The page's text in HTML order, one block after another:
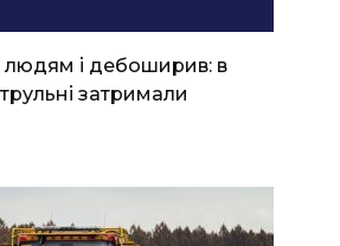
людям і дебоширив: в
затримали